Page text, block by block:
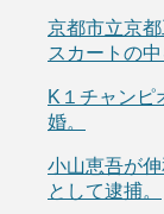
京都市立京
スカートの
K１チャンピ
婚。
小山恵吾が
として逮捕。